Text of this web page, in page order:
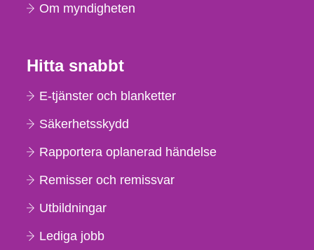
Om myndigheten
Hitta snabbt
E-tjänster och blanketter
Säkerhetsskydd
Rapportera oplanerad händelse
Remisser och remissvar
Utbildningar
Lediga jobb